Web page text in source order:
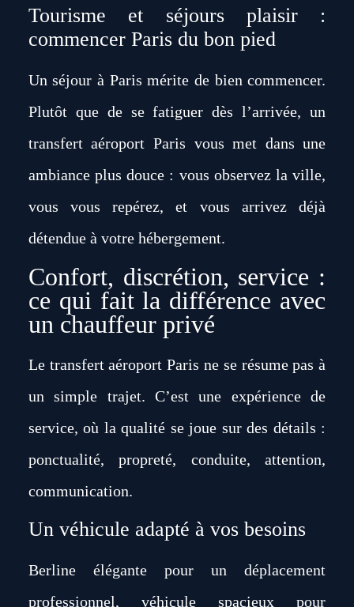
Tourisme et séjours plaisir :
commencer Paris du bon pied
Un séjour à Paris mérite de bien commencer.
Plutôt que de se fatiguer dès l’arrivée, un
transfert aéroport Paris vous met dans une
ambiance plus douce : vous observez la ville,
vous vous repérez, et vous arrivez déjà
détendue à votre hébergement.
Confort, discrétion, service :
ce qui fait la différence avec
un chauffeur privé
Le transfert aéroport Paris ne se résume pas à
un simple trajet. C’est une expérience de
service, où la qualité se joue sur des détails :
ponctualité, propreté, conduite, attention,
communication.
Un véhicule adapté à vos besoins
Berline élégante pour un déplacement
professionnel, véhicule spacieux pour